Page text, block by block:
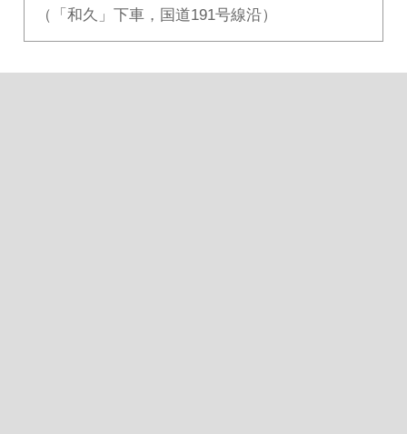
（「和久」下車，国道191号線沿）